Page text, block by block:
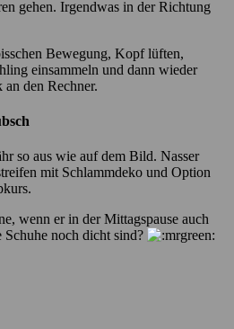
gehen. Irgendwas in der Richtung
Bewegung, Kopf lüften,
einsammeln und dann wieder
den Rechner.
so aus wie auf dem Bild. Nasser
mit Schlammdeko und Option
wenn er in der Mittagspause auch
Schuhe noch dicht sind?